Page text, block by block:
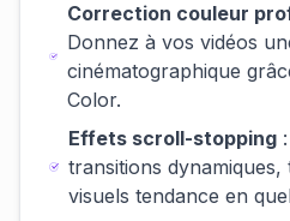
Correction couleur
Donnez à vos vidéos
cinématographique
Color.
Effets scroll-stopping:
transitions dynamiques,
visuels tendance en